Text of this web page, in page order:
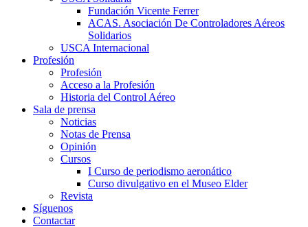
Fundación Vicente Ferrer
ACAS. Asociación De Controladores Aéreos
Solidarios
USCA Internacional
Profesión
Profesión
Acceso a la Profesión
Historia del Control Aéreo
Sala de prensa
Noticias
Notas de Prensa
Opinión
Cursos
I Curso de periodismo aeronático
Curso divulgativo en el Museo Elder
Revista
Síguenos
Contactar